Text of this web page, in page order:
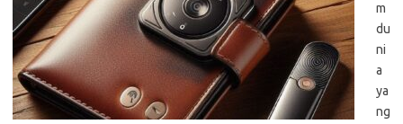
m
du
ni
a
ya
ng